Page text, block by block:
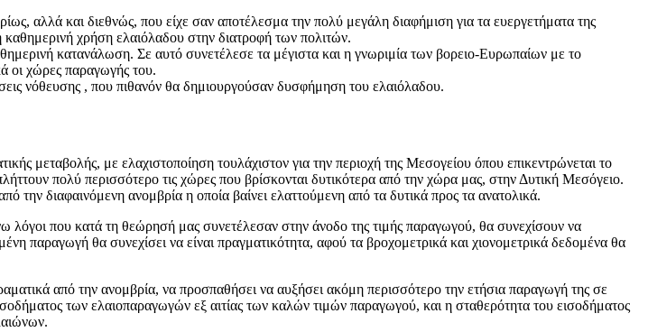
αλλά και διεθνώς, που είχε σαν αποτέλεσμα την πολύ μεγάλη διαφήμιση για τα ευεργετήματα της
καθημερινή χρήση ελαιόλαδου στην διατροφή των πολιτών.
κατανάλωση. Σε αυτό συνετέλεσε τα μέγιστα και η γνωριμία των βορειο-Ευρωπαίων με το
οι χώρες παραγωγής του.
νόθευσης , που πιθανόν θα δημιουργούσαν δυσφήμηση του ελαιόλαδου.
μεταβολής, με ελαχιστοποίηση τουλάχιστον για την περιοχή της Μεσογείου όπου επικεντρώνεται το
πολύ περισσότερο τις χώρες που βρίσκονται δυτικότερα από την χώρα μας, στην Δυτική Μεσόγειο.
την διαφαινόμενη ανομβρία η οποία βαίνει ελαττούμενη από τα δυτικά προς τα ανατολικά.
λόγοι που κατά τη θεώρησή μας συνετέλεσαν στην άνοδο της τιμής παραγωγού, θα συνεχίσουν να
παραγωγή θα συνεχίσει να είναι πραγματικότητα, αφού τα βροχομετρικά και χιονομετρικά δεδομένα θα
από την ανομβρία, να προσπαθήσει να αυξήσει ακόμη περισσότερο την ετήσια παραγωγή της σε
των ελαιοπαραγωγών εξ αιτίας των καλών τιμών παραγωγού, και η σταθερότητα του εισοδήματος